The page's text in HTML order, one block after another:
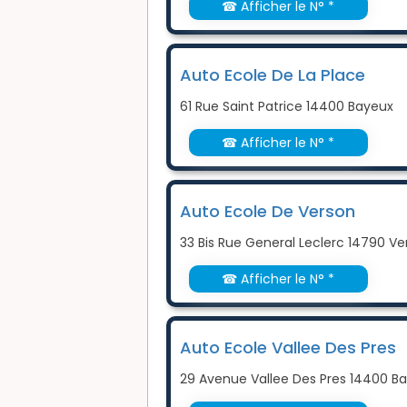
☎ Afficher le N° *
Auto Ecole De La Place
61 Rue Saint Patrice 14400 Bayeux
☎ Afficher le N° *
Auto Ecole De Verson
33 Bis Rue General Leclerc 14790
☎ Afficher le N° *
Auto Ecole Vallee Des Pres
29 Avenue Vallee Des Pres 14400